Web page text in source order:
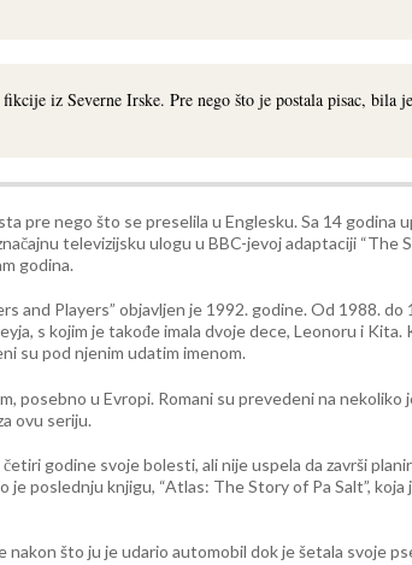
iz Severne Irske. Pre nego što je postala pisac, bila
pre nego što se preselila u Englesku. Sa 14 godina
televizijsku ulogu u BBC-jevoj adaptaciji “The
godina.
and Players” objavljen je 1992. godine. Od 1988. do
s kojim je takođe imala dvoje dece, Leonoru i Kita.
su pod njenim udatim imenom.
posebno u Evropi. Romani su prevedeni na nekoliko
ovu seriju.
godine svoje bolesti, ali nije uspela da završi
poslednju knjigu, “Atlas: The Story of Pa Salt”,
nakon što ju je udario automobil dok je šetala svoje